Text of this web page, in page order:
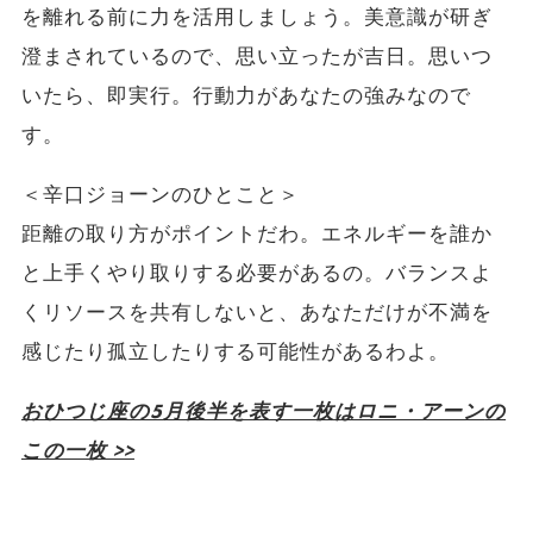
を離れる前に力を活用しましょう。美意識が研ぎ
澄まされているので、思い立ったが吉日。思いつ
いたら、即実行。行動力があなたの強みなので
す。
＜辛口ジョーンのひとこと＞
距離の取り方がポイントだわ。エネルギーを誰か
と上手くやり取りする必要があるの。バランスよ
くリソースを共有しないと、あなただけが不満を
感じたり孤立したりする可能性があるわよ。
おひつじ座の5月後半を表す一枚はロニ・アーンの
この一枚 >>